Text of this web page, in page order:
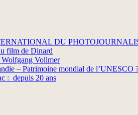
DU
film de Dinard
Vollmer
– Patrimoine mondial de l’UNESCO
: depuis 20 ans